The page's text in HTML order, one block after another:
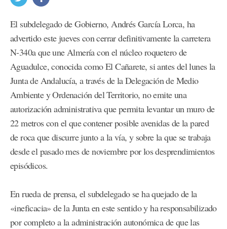
El subdelegado de Gobierno, Andrés García Lorca, ha
advertido este jueves con cerrar definitivamente la carretera
N-340a que une Almería con el núcleo roquetero de
Aguadulce, conocida como El Cañarete, si antes del lunes la
Junta de Andalucía, a través de la Delegación de Medio
Ambiente y Ordenación del Territorio, no emite una
autorización administrativa que permita levantar un muro de
22 metros con el que contener posible avenidas de la pared
de roca que discurre junto a la vía, y sobre la que se trabaja
desde el pasado mes de noviembre por los desprendimientos
episódicos.
En rueda de prensa, el subdelegado se ha quejado de la
«ineficacia» de la Junta en este sentido y ha responsabilizado
por completo a la administración autonómica de que las